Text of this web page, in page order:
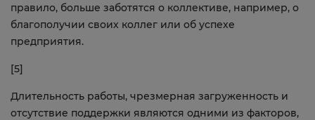
правило, больше заботятся о коллективе, например, о
благополучии своих коллег или об успехе
предприятия.
[5]
Длительность работы, чрезмерная загруженность и
отсутствие поддержки являются одними из факторов,